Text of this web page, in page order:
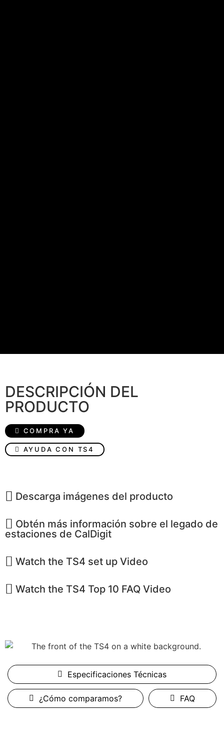
DESCRIPCIÓN DEL
PRODUCTO
COMPRA YA
AYUDA CON TS4
Descarga imágenes del producto
Obtén más información sobre el legado de
estaciones de CalDigit
Watch the TS4 set up Video
Watch the TS4 Top 10 FAQ Video
Especificaciones Técnicas
¿Cómo comparamos? FAQ